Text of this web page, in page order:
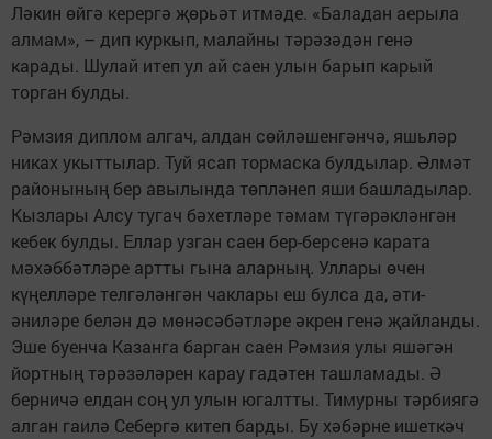
Ләкин өйгә керергә җөрьәт итмәде. «Баладан аерыла
алмам», – дип куркып, малайны тәрәзәдән генә
карады. Шулай итеп ул ай саен улын барып карый
торган булды.
Рәмзия диплом алгач, алдан сөйләшенгәнчә, яшьләр
никах укыттылар. Туй ясап тормаска булдылар. Әлмәт
районының бер авылында төпләнеп яши башладылар.
Кызлары Алсу тугач бәхетләре тәмам түгәрәкләнгән
кебек булды. Еллар узган саен бер-берсенә карата
мәхәббәтләре артты гына аларның. Уллары өчен
күңелләре телгәләнгән чаклары еш булса да, әти-
әниләре белән дә мөнәсәбәтләре әкрен генә җайланды.
Эше буенча Казанга барган саен Рәмзия улы яшәгән
йортның тәрәзәләрен карау гадәтен ташламады. Ә
берничә елдан соң ул улын югалтты. Тимурны тәрбиягә
алган гаилә Себергә китеп барды. Бу хәбәрне ишеткәч